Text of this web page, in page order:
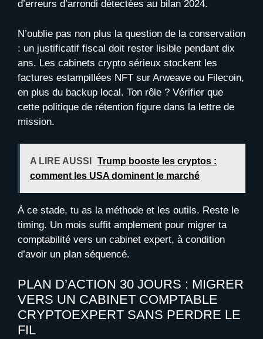
d’erreurs d’arrondi détectées au bilan 2024.
N’oublie pas non plus la question de la conservation
: un justificatif fiscal doit rester lisible pendant dix
ans. Les cabinets crypto sérieux stockent les
factures estampillées NFT sur Arweave ou Filecoin,
en plus du backup local. Ton rôle ? Vérifier que
cette politique de rétention figure dans la lettre de
mission.
A LIRE AUSSI
Trump booste les cryptos :
comment les USA dominent le marché
À ce stade, tu as la méthode et les outils. Reste le
timing. Un mois suffit amplement pour migrer ta
comptabilité vers un cabinet expert, à condition
d’avoir un plan séquencé.
PLAN D’ACTION 30 JOURS : MIGRER
VERS UN CABINET COMPTABLE
CRYPTOEXPERT SANS PERDRE LE
FIL